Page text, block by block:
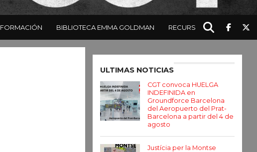
FORMACIÓN BIBLIOTECA EMMA GOLDMAN RECURSOS
ULTIMAS NOTICIAS
CGT convoca HUELGA
INDEFINIDA en
Groundforce Barcelona
del Aeropuerto del Prat-
Barcelona a partir del 4 de
agosto
Justícia per la Montse